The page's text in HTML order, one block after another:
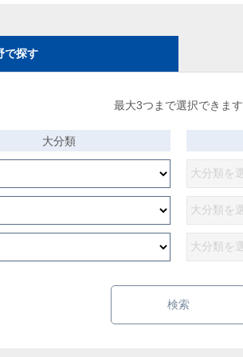
で探す
最大3つまで選択できます
大分類
検索